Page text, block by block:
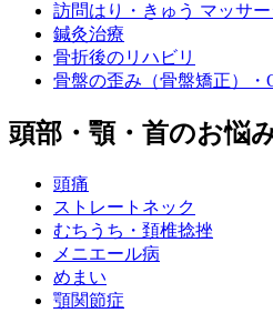
訪問はり・きゅう マッサー
鍼灸治療
骨折後のリハビリ
骨盤の歪み（骨盤矯正）・
頭部・顎・首のお悩
頭痛
ストレートネック
むちうち・頚椎捻挫
メニエール病
めまい
顎関節症